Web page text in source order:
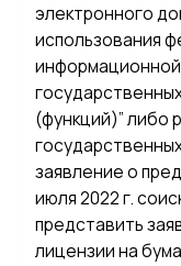
электронного
использования
(функций)” либо
заявление о
июля 2022 г.
представить
лицензии на